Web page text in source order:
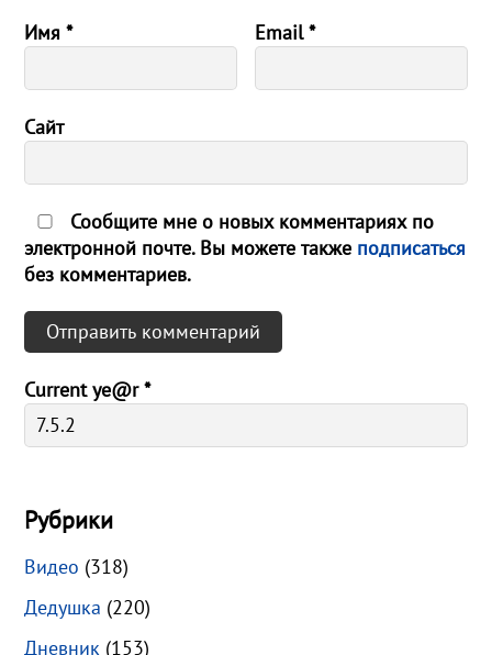
Имя* Email*
Сайт
Сообщите мне о новых комментариях по
электронной почте. Вы можете также подписаться
без комментариев.
Current ye@r*
Рубрики
Видео (318)
Дедушка (220)
Дневник (153)